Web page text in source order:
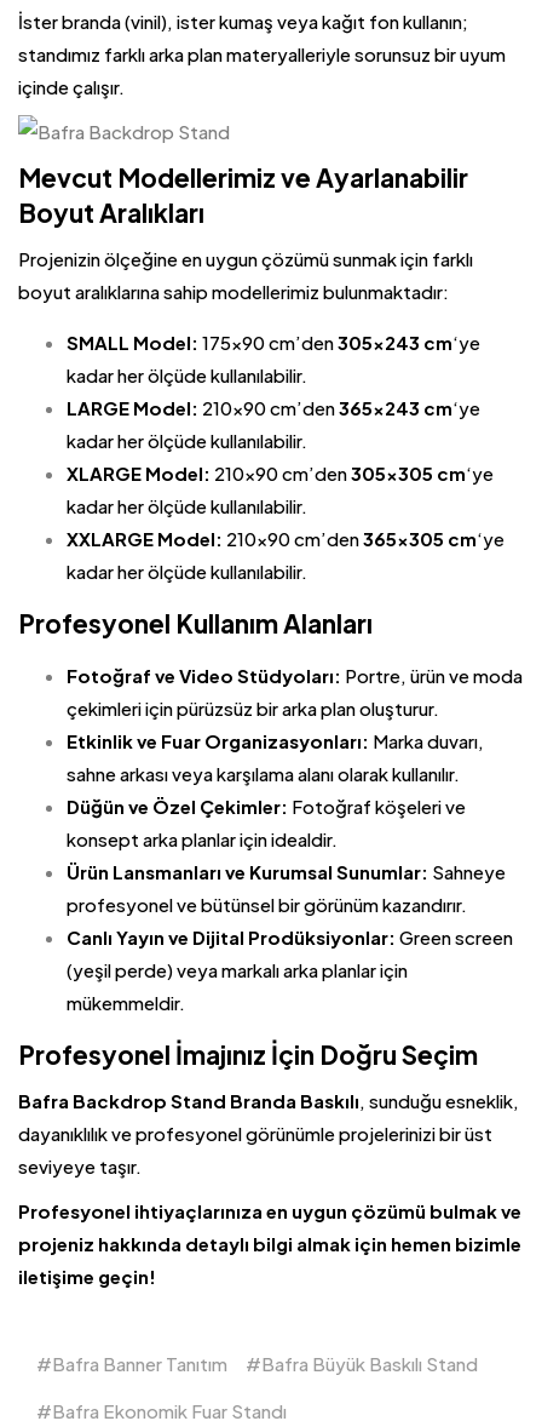
İster branda (vinil), ister kumaş veya kağıt fon kullanın;
standımız farklı arka plan materyalleriyle sorunsuz bir uyum
içinde çalışır.
Mevcut Modellerimiz ve Ayarlanabilir
Boyut Aralıkları
Projenizin ölçeğine en uygun çözümü sunmak için farklı
boyut aralıklarına sahip modellerimiz bulunmaktadır:
SMALL Model: 175×90 cm’den305×243 cm‘ye
kadar her ölçüde kullanılabilir.
LARGE Model: 210×90 cm’den365×243 cm‘ye
kadar her ölçüde kullanılabilir.
XLARGE Model: 210×90 cm’den305×305 cm‘ye
kadar her ölçüde kullanılabilir.
XXLARGE Model: 210×90 cm’den365×305 cm‘ye
kadar her ölçüde kullanılabilir.
Profesyonel Kullanım Alanları
Fotoğraf ve Video Stüdyoları: Portre, ürün ve moda
çekimleri için pürüzsüz bir arka plan oluşturur.
Etkinlik ve Fuar Organizasyonları: Marka duvarı,
sahne arkası veya karşılama alanı olarak kullanılır.
Düğün ve Özel Çekimler: Fotoğraf köşeleri ve
konsept arka planlar için idealdir.
Ürün Lansmanları ve Kurumsal Sunumlar: Sahneye
profesyonel ve bütünsel bir görünüm kazandırır.
Canlı Yayın ve Dijital Prodüksiyonlar: Green screen
(yeşil perde) veya markalı arka planlar için
mükemmeldir.
Profesyonel İmajınız İçin Doğru Seçim
Bafra Backdrop Stand Branda Baskılı, sunduğu esneklik,
dayanıklılık ve profesyonel görünümle projelerinizi bir üst
seviyeye taşır.
Profesyonel ihtiyaçlarınıza en uygun çözümü bulmak ve
projeniz hakkında detaylı bilgi almak için hemen bizimle
iletişime geçin!
Bafra Banner Tanıtım Bafra Büyük Baskılı Stand
Bafra Ekonomik Fuar Standı